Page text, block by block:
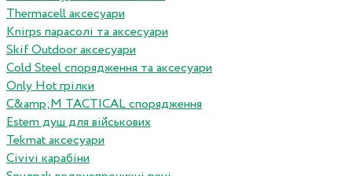
Thermacell аксесуари
Knirps парасолі та аксесуари
Skif Outdoor аксесуари
Cold Steel спорядження та аксесуари
Only Hot грілки
C&amp;M TACTICAL спорядження
Estem душ для військових
Tekmat аксесуари
Сivivi карабіни